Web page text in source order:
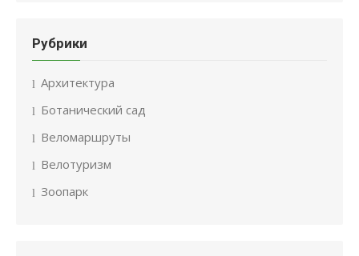
Рубрики
Архитектура
Ботанический сад
Веломаршруты
Велотуризм
Зоопарк